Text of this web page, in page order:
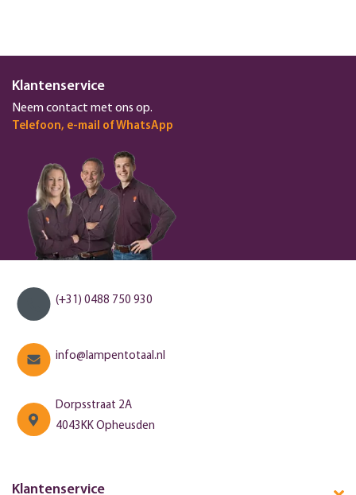
Klantenservice
Neem contact met ons op.
Telefoon, e-mail of WhatsApp
(+31) 0488 750 930
info@lampentotaal.nl
Dorpsstraat 2A
4043KK Opheusden
Klantenservice